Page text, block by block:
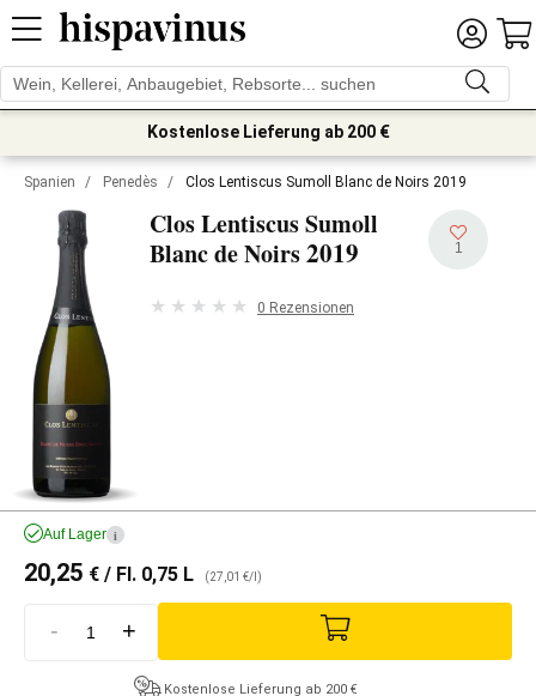
Kostenlose Lieferung ab 200 €
Spanien / Penedès / Clos Lentiscus Sumoll Blanc de Noirs 2019
Clos Lentiscus Sumoll
Blanc de Noirs2019 1
0 Rezensionen
Auf Lager i
20,25 € / Fl. 0,75 L (27,01 €/l)
- +
Kostenlose Lieferung ab 200 €